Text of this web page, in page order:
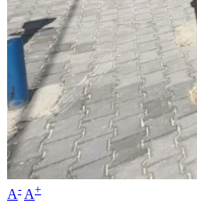
A- A+